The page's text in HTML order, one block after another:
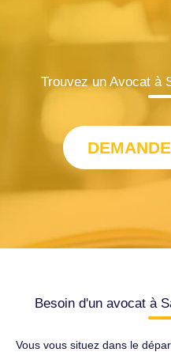
Trouvez un Avocat à
Besoin d'un avocat à
Vous vous situez dans le